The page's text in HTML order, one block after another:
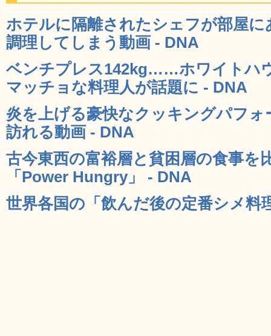
ホテルに隔離されたシェフが部屋
調理してしまう動画 - DNA
ベンチプレス142kg……ホワイトハ
マッチョな料理人が話題に - DNA
炎を上げる豪快なクッキングパフ
訪れる動画 - DNA
古今東西の富裕層と貧困層の食事を
「Power Hungry」 - DNA
世界各国の「飲んだ後の定番シメ料